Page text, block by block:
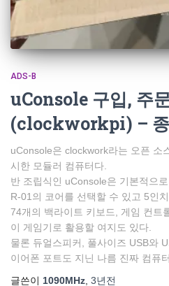
ADS-B
uConsole 구입, 주
(clockworkpi) – 종
uConsole은 clockwork라는 오픈 소
시한 모듈러 컴퓨터다.
반 조립식인 uConsole은 기본적으
R-01의 코어를 선택할 수 있고 5인
74개의 백라이트 키보드, 게임 컨트
이 게임기로 활용할 여지도 있다.
물론 듀얼스피커, 풀사이즈 USB와
이어폰 포트도 지닌 나름 진짜 컴퓨
글쓴이 1090MHz 3년전